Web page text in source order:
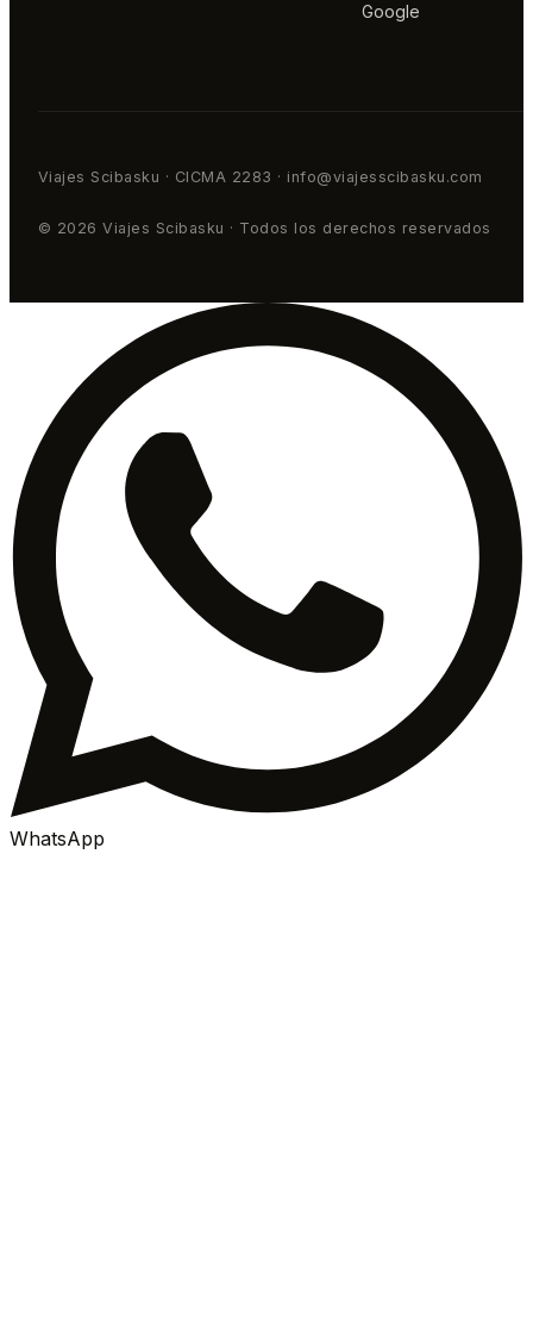
Google
Viajes Scibasku · CICMA 2283 · info@viajesscibasku.com
© 2026 Viajes Scibasku · Todos los derechos reservados
WhatsApp